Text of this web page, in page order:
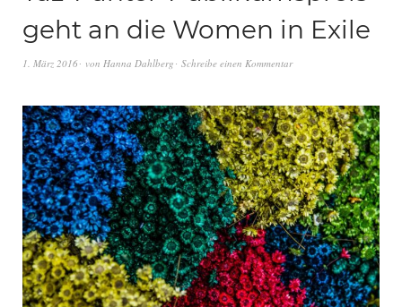
geht an die Women in Exile
1. März 2016 von Hanna Dahlberg Schreibe einen Kommentar